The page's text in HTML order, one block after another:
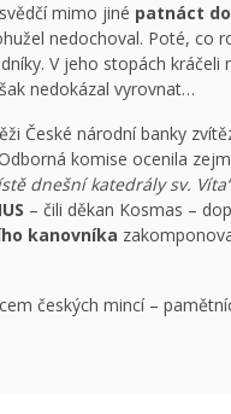
mimo jiné patnáct
nedochoval. Poté, co
V jeho stopách kráčeli
nedokázal vyrovnat…
České národní banky
komise ocenila
dnešní katedrály sv. Víta“
– čili děkan Kosmas –
kanovníka
českých mincí –